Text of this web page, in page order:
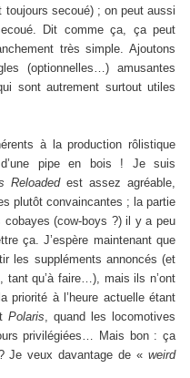
secoué) ; on peut aussi
Dit comme ça, ça peut
très simple. Ajoutons
(optionnelles…) amusantes
sont autrement surtout utiles
à la production rôlistique
d’une pipe en bois ! Je suis
Reloadedest assez agréable,
plutôt convaincantes ; la partie
(cow-boys ?) il y a peu
ça. J’espère maintenant que
les suppléments annoncés (et
tant qu’à faire…), mais ils n’ont
priorité à l’heure actuelle étant
Polaris, quand les locomotives
privilégiées… Mais bon : ça
Je veux davantage de « weird